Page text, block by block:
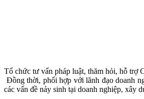
Tổ chức tư vấn pháp luật, thăm hỏi, hỗ trợ
Đồng thời, phối hợp với lãnh đạo doanh
các vấn đề nảy sinh tại doanh nghiệp, xây